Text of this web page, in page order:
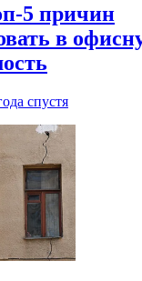
5 причин
в
спустя